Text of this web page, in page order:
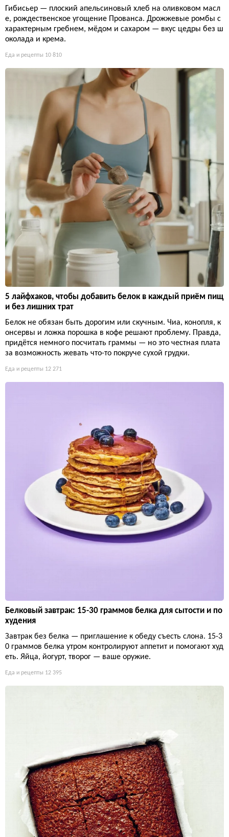
Гибисьер — плоский апельсиновый хлеб на оливковом масл
е, рождественское угощение Прованса. Дрожжевые ромбы с
характерным гребнем, мёдом и сахаром — вкус цедры без ш
околада и крема.
Еда и рецепты 10 810
5 лайфхаков, чтобы добавить белок в каждый приём пищ
и без лишних трат
Белок не обязан быть дорогим или скучным. Чиа, конопля, к
онсервы и ложка порошка в кофе решают проблему. Правда,
придётся немного посчитать граммы — но это честная плата
за возможность жевать что-то покруче сухой грудки.
Еда и рецепты 12 271
Белковый завтрак: 15-30 граммов белка для сытости и по
худения
Завтрак без белка — приглашение к обеду съесть слона. 15-3
0 граммов белка утром контролируют аппетит и помогают худ
еть. Яйца, йогурт, творог — ваше оружие.
Еда и рецепты 12 395